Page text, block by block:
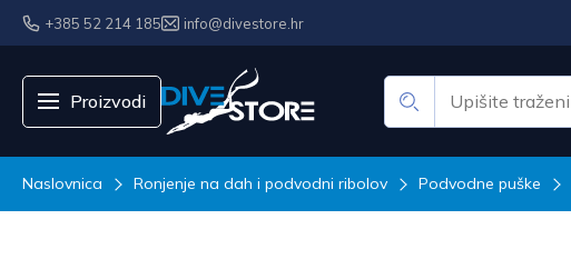
+385 52 214 185 info@divestore.hr
Proizvodi
Naslovnica Ronjenje na dah i podvodni ribolov Podvodne puške